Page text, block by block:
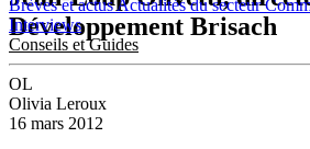
Brèves et actusActualités du secteur
Interviews
Conseils et Guides
Développement Brisach
OL
Olivia Leroux
16 mars 2012